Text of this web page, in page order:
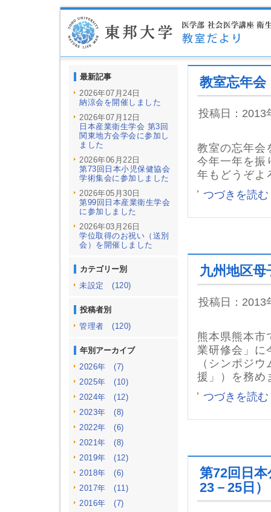
最新記事
2026年07月24日
納涼会を開催しました
2026年07月12日
日本産業衛生学会 第3回
関東地方会学会に参加し
ました
2026年06月22日
第73回日本小児保健協会
学術集会に参加しました
2026年05月30日
第99回日本産業衛生学会
に参加しました
2026年03月26日
学位取得のお祝い（送別
会）を開催しました
カテゴリー別
未設定 (120)
投稿者別
管理者 (120)
年別アーカイブ
2026年 (7)
2025年 (10)
2024年 (12)
2023年 (8)
2022年 (6)
2021年 (8)
2019年 (12)
2018年 (6)
2017年 (11)
2016年 (7)
教室忘年会
投稿日：2013
教室の忘年会
今年一年を振
年もどうぞよ
つづきを読む
九州地区母
投稿日：2013
熊本県熊本市
業研修会」に
（シンポジ
援」）を務め
つづきを読む
第72回日
23－25日）